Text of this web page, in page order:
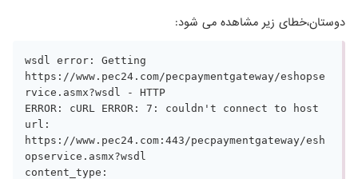
دوستان،خطای زیر مشاهده می شود:
wsdl error: Getting
https://www.pec24.com/pecpaymentgateway/eshopse
rvice.asmx?wsdl - HTTP
ERROR: cURL ERROR: 7: couldn't connect to host
url:
https://www.pec24.com:443/pecpaymentgateway/esh
opservice.asmx?wsdl
content_type: